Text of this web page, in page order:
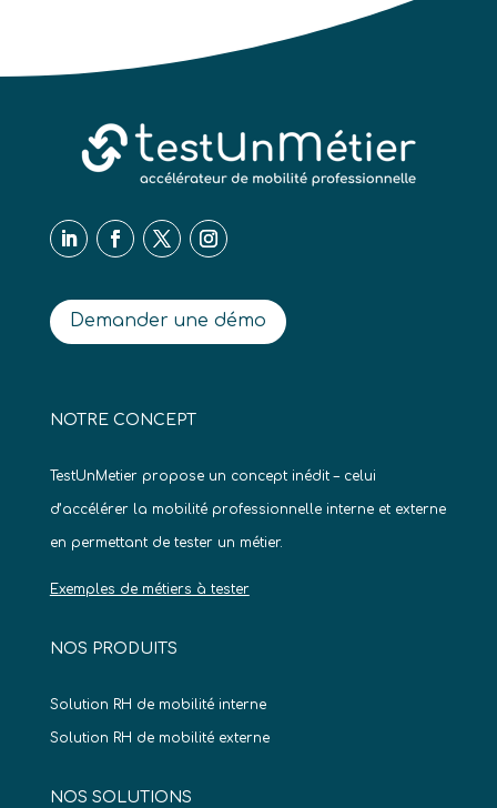
Demander une démo
NOTRE CONCEPT
TestUnMetier propose un concept inédit – celui
d’accélérer la mobilité professionnelle interne et externe
en permettant de tester un métier.
Exemples de métiers à tester
NOS PRODUITS
Solution RH de mobilité interne
Solution RH de mobilité externe
NOS SOLUTIONS